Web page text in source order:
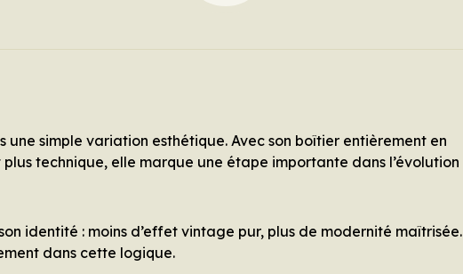
une simple variation esthétique. Avec son boîtier entièrement en
technique, elle marque une étape importante dans l’évolution
identité : moins d’effet vintage pur, plus de modernité maîtrisée.
dans cette logique.